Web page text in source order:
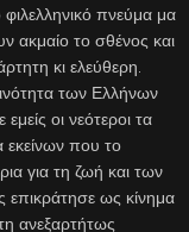
πνεύμα μα
ακμαίο το σθένος και
κι ελεύθερη.
των Ελλήνων
οι νεότεροι τα
εκείνων που το
για τη ζωή και των
επικράτησε ως κίνημα
ανεξαρτήτως